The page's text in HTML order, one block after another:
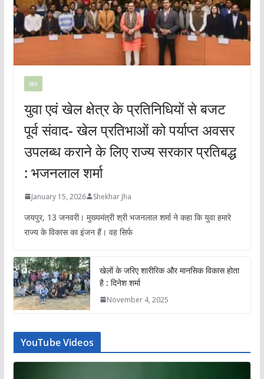
खेल
युवा एवं खेल क्षेत्र के प्रतिनिधियों से बजट
पूर्व संवाद- खेल प्रतिभाओं को पर्याप्त अवसर
उपलब्ध कराने के लिए राज्य सरकार प्रतिबद्ध
: भजनलाल शर्मा
January 15, 2026 Shekhar Jha
जयपुर, 13 जनवरी। मुख्यमंत्री श्री भजनलाल शर्मा ने कहा कि युवा हमारे
राज्य के विकास का इंजन हैं। वह सिर्फ
खेलों के जरिए शारीरिक और मानसिक विकास होता
है : दिनेश शर्मा
November 4, 2025
YouTube Videos